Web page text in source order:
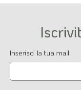
Email
Inserisci la tua mail